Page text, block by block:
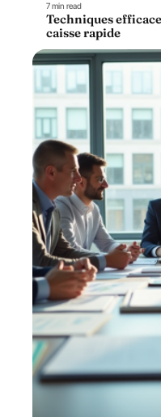
7 min read
Techniques
caisse rapide